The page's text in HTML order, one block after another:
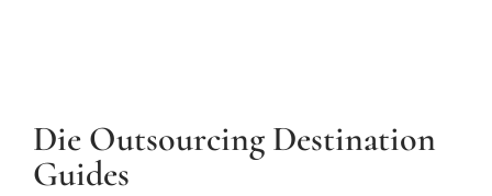
Die Outsourcing Destination
Guides